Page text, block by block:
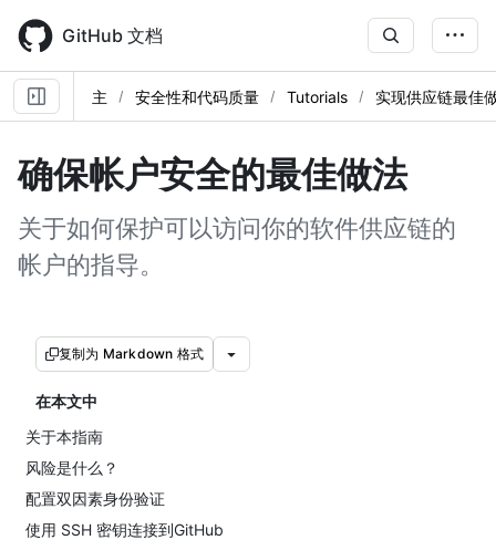
main
content
GitHub 文档
主 安全性和代码质量 Tutorials 实现供应链最佳
确保帐户安全的最佳做法
关于如何保护可以访问你的软件供应链的
帐户的指导。
复制为 Markdown 格式
在本文中
关于本指南
风险是什么？
配置双因素身份验证
使用 SSH 密钥连接到GitHub